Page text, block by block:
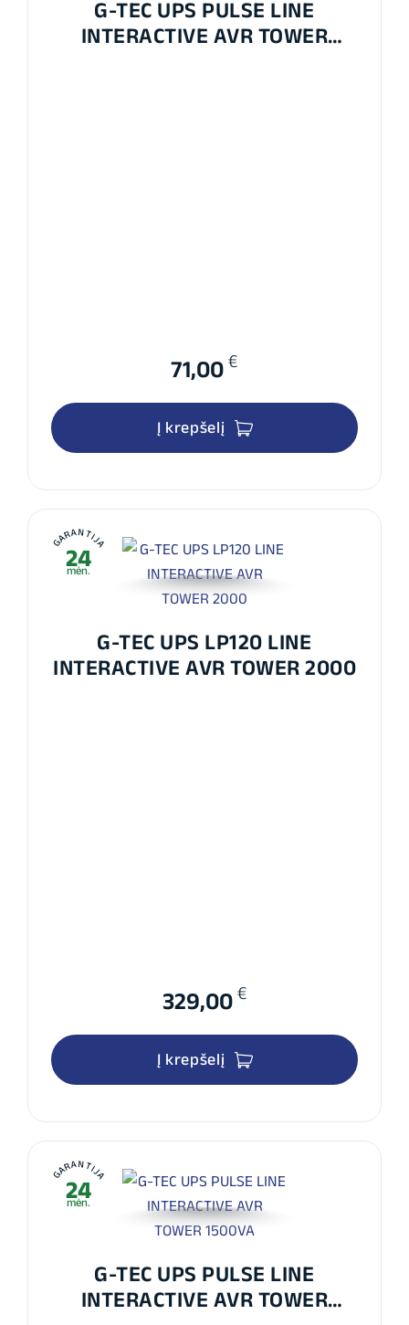
G-TEC UPS PULSE LINE
INTERACTIVE AVR TOWER
71,00 €
Į krepšelį
GARANTIJA
24
mėn.
G-TEC UPS LP120 LINE
INTERACTIVE AVR TOWER 2000
329,00 €
Į krepšelį
GARANTIJA
24
mėn.
G-TEC UPS PULSE LINE
INTERACTIVE AVR TOWER